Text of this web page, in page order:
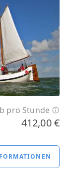
pro Stunde
412,00 €